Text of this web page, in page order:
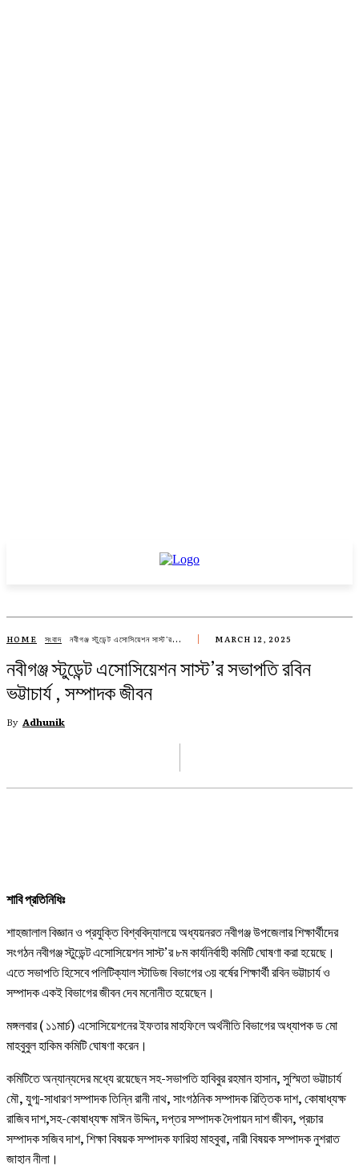
HOME সংবাদ নবীগঞ্জ স্টুডেন্ট এসোসিয়েশন সাস্ট'র... MARCH 12, 2025
নবীগঞ্জ স্টুডেন্ট এসোসিয়েশন সাস্ট’র সভাপতি রবিন
ভট্টাচার্য , সম্পাদক জীবন
By Adhunik
শাবি প্রতিনিধিঃ
শাহজালাল বিজ্ঞান ও প্রযুক্তি বিশ্ববিদ্যালয়ে অধ্যয়নরত নবীগঞ্জ উপজেলার শিক্ষার্থীদের
সংগঠন নবীগঞ্জ স্টুডেন্ট এসোসিয়েশন সাস্ট’র ৮ম কার্যনির্বাহী কমিটি ঘোষণা করা হয়েছে।
এতে সভাপতি হিসেবে পলিটিক্যাল স্টাডিজ বিভাগের ৩য় বর্ষের শিক্ষার্থী রবিন ভট্টাচার্য ও
সম্পাদক একই বিভাগের জীবন দেব মনোনীত হয়েছেন।
মঙ্গলবার ( ১১মার্চ) এসোসিয়েশনের ইফতার মাহফিলে অর্থনীতি বিভাগের অধ্যাপক ড মো
মাহবুবুল হাকিম কমিটি ঘোষণা করেন।
কমিটিতে অন্যান্যদের মধ্যে রয়েছেন সহ-সভাপতি হাবিবুর রহমান হাসান, সুস্মিতা ভট্টাচার্য
মৌ, যুগ্ম-সাধারণ সম্পাদক তিন্নি রানী নাথ, সাংগঠনিক সম্পাদক রিত্তিক দাশ, কোষাধ্যক্ষ
রাজিব দাশ,সহ-কোষাধ্যক্ষ মাঈন উদ্দিন, দপ্তর সম্পাদক দৈপায়ন দাশ জীবন, প্রচার
সম্পাদক সজিব দাশ, শিক্ষা বিষয়ক সম্পাদক ফারিহা মাহবুবা, নারী বিষয়ক সম্পাদক নুশরাত
জাহান নীলা।